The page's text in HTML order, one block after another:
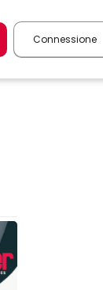
Connessione